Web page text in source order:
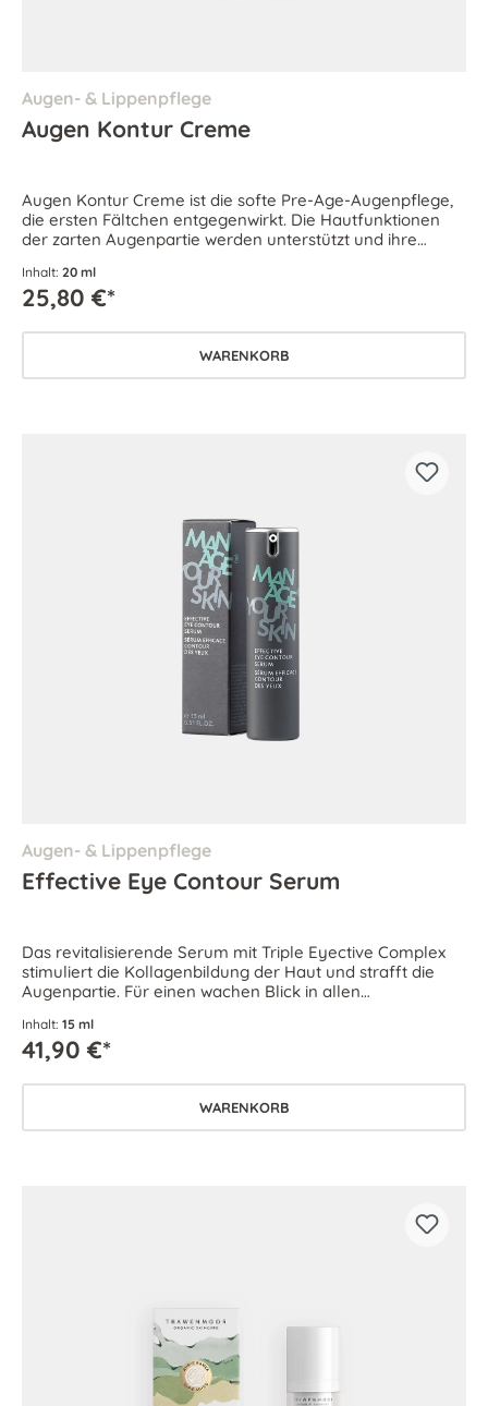
Augen- & Lippenpflege
Augen Kontur Creme
Augen Kontur Creme ist die softe Pre-Age-Augenpflege,
die ersten Fältchen entgegenwirkt. Die Hautfunktionen
der zarten Augenpartie werden unterstützt und ihre
Inhalt: 20 ml
25,80 €*
WARENKORB
Augen- & Lippenpflege
Effective Eye Contour Serum
Das revitalisierende Serum mit Triple Eyective Complex
stimuliert die Kollagenbildung der Haut und strafft die
Augenpartie. Für einen wachen Blick in allen
Inhalt: 15 ml
41,90 €*
WARENKORB